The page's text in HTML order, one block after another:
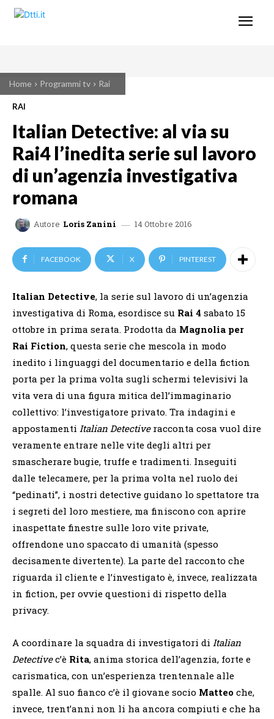
Home Programmi tv Rai
RAI
Italian Detective: al via su
Rai4 l’inedita serie sul lavoro
di un’agenzia investigativa
romana
Autore Loris Zanini 14 Ottobre 2016
FACEBOOK X PINTEREST
Italian Detective, la serie sul lavoro di un’agenzia
investigativa di Roma, esordisce su Rai 4 sabato 15
ottobre in prima serata. Prodotta da Magnolia per
Rai Fiction, questa serie che mescola in modo
inedito i linguaggi del documentario e della fiction
porta per la prima volta sugli schermi televisivi la
vita vera di una figura mitica dell’immaginario
collettivo: l’investigatore privato. Tra indagini e
appostamenti Italian Detective racconta cosa vuol dire
veramente entrare nelle vite degli altri per
smascherare bugie, truffe e tradimenti. Inseguiti
dalle telecamere, per la prima volta nel ruolo dei
“pedinati”, i nostri detective guidano lo spettatore tra
i segreti del loro mestiere, ma finiscono con aprire
inaspettate finestre sulle loro vite private,
offrendone uno spaccato di umanità (spesso
decisamente divertente). La parte del racconto che
riguarda il cliente e l’investigato è, invece, realizzata
in fiction, per ovvie questioni di rispetto della
privacy.
A coordinare la squadra di investigatori di Italian
Detectivec’è Rita, anima storica dell’agenzia, forte e
carismatica, con un’esperienza trentennale alle
spalle. Al suo fianco c’è il giovane socio Matteo che,
invece, trent’anni non li ha ancora compiuti e che ha